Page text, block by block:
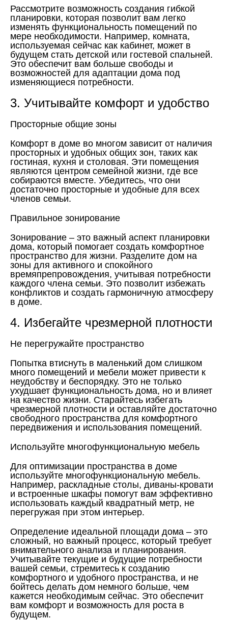
Рассмотрите возможность создания гибкой
планировки, которая позволит вам легко
изменять функциональность помещений по
мере необходимости. Например, комната,
используемая сейчас как кабинет, может в
будущем стать детской или гостевой спальней.
Это обеспечит вам больше свободы и
возможностей для адаптации дома под
изменяющиеся потребности.
3. Учитывайте комфорт и удобство
Просторные общие зоны
Комфорт в доме во многом зависит от наличия
просторных и удобных общих зон, таких как
гостиная, кухня и столовая. Эти помещения
являются центром семейной жизни, где все
собираются вместе. Убедитесь, что они
достаточно просторные и удобные для всех
членов семьи.
Правильное зонирование
Зонирование – это важный аспект планировки
дома, который помогает создать комфортное
пространство для жизни. Разделите дом на
зоны для активного и спокойного
времяпрепровождения, учитывая потребности
каждого члена семьи. Это позволит избежать
конфликтов и создать гармоничную атмосферу
в доме.
4. Избегайте чрезмерной плотности
Не перегружайте пространство
Попытка втиснуть в маленький дом слишком
много помещений и мебели может привести к
неудобству и беспорядку. Это не только
ухудшает функциональность дома, но и влияет
на качество жизни. Старайтесь избегать
чрезмерной плотности и оставляйте достаточно
свободного пространства для комфортного
передвижения и использования помещений.
Используйте многофункциональную мебель
Для оптимизации пространства в доме
используйте многофункциональную мебель.
Например, раскладные столы, диваны-кровати
и встроенные шкафы помогут вам эффективно
использовать каждый квадратный метр, не
перегружая при этом интерьер.
Определение идеальной площади дома – это
сложный, но важный процесс, который требует
внимательного анализа и планирования.
Учитывайте текущие и будущие потребности
вашей семьи, стремитесь к созданию
комфортного и удобного пространства, и не
бойтесь делать дом немного больше, чем
кажется необходимым сейчас. Это обеспечит
вам комфорт и возможность для роста в
будущем.